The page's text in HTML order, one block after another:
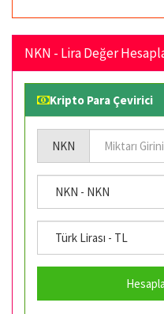
NKN - Lira Değer
Kripto Para Çevirici
NKN